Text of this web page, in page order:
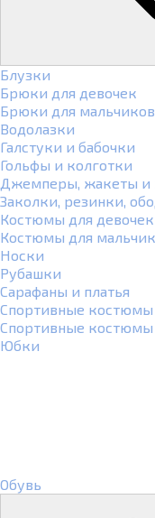
Блузки
Брюки для девочек
Брюки для мальчиков
Водолазки
Галстуки и бабочки
Гольфы и колготки
Джемперы, жакеты и
Заколки, резинки,
Костюмы для девочек
Костюмы для
Носки
Рубашки
Сарафаны и платья
Спортивные костюмы
Спортивные костюмы
Юбки
Обувь